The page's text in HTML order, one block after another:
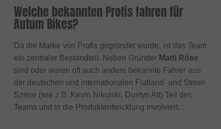
Welche bekannten Profis fahren für
Autum Bikes?
Da die Marke von Profis gegründet wurde, ist das Team
ein zentraler Bestandteil. Neben Gründer Matti Röse
sind oder waren oft auch andere bekannte Fahrer aus
der deutschen und internationalen Flatland- und Street-
Szene (wie z.B. Kevin Nikulski, Dustyn Alt) Teil des
Teams und in die Produktentwicklung involviert.